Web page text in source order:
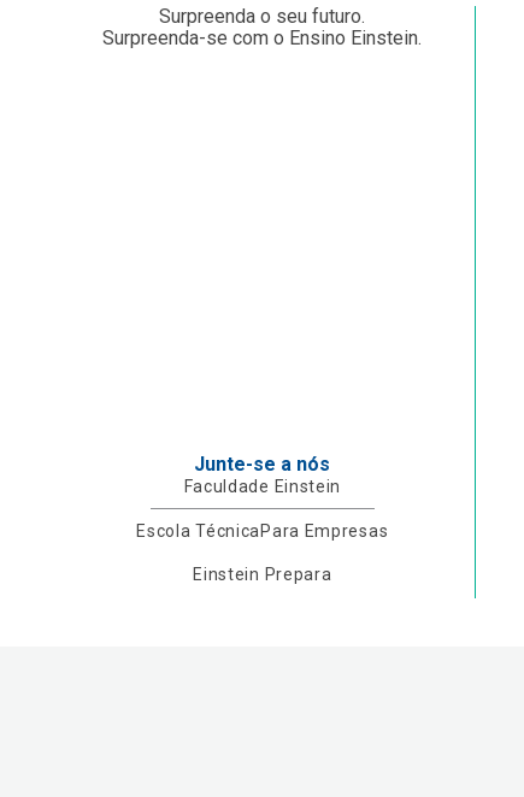
Surpreenda o seu futuro.
Surpreenda-se com o Ensino Einstein.
Junte-se a nós
Faculdade Einstein
Escola Técnica Para Empresas
Einstein Prepara